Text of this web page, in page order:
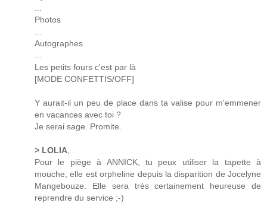
Photos
Autographes
Les petits fours c'est par là
[MODE CONFETTIS/OFF]
Y aurait-il un peu de place dans ta valise pour m'emmener
en vacances avec toi ?
Je serai sage. Promite.
> LOLIA
Pour le piège à ANNICK, tu peux utiliser la tapette à
mouche, elle est orpheline depuis la disparition de Jocelyne
Mangebouze. Elle sera très certainement heureuse de
reprendre du service ;-)